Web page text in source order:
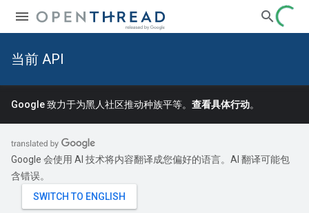
当前 API
Google 致力于为黑人社区推动种族平等。 查看具体行动。
Google 会使用 AI 技术将内容翻译成您偏好的语言。AI 翻译可能包
含错误。